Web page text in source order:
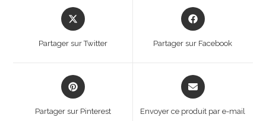
Opens
in
new
Partager sur Twitter
Opens
in
Partager sur Facebook
Opens
in
Partager sur Pinterest
Opens
in
new
Envoyer ce produit par e-mail